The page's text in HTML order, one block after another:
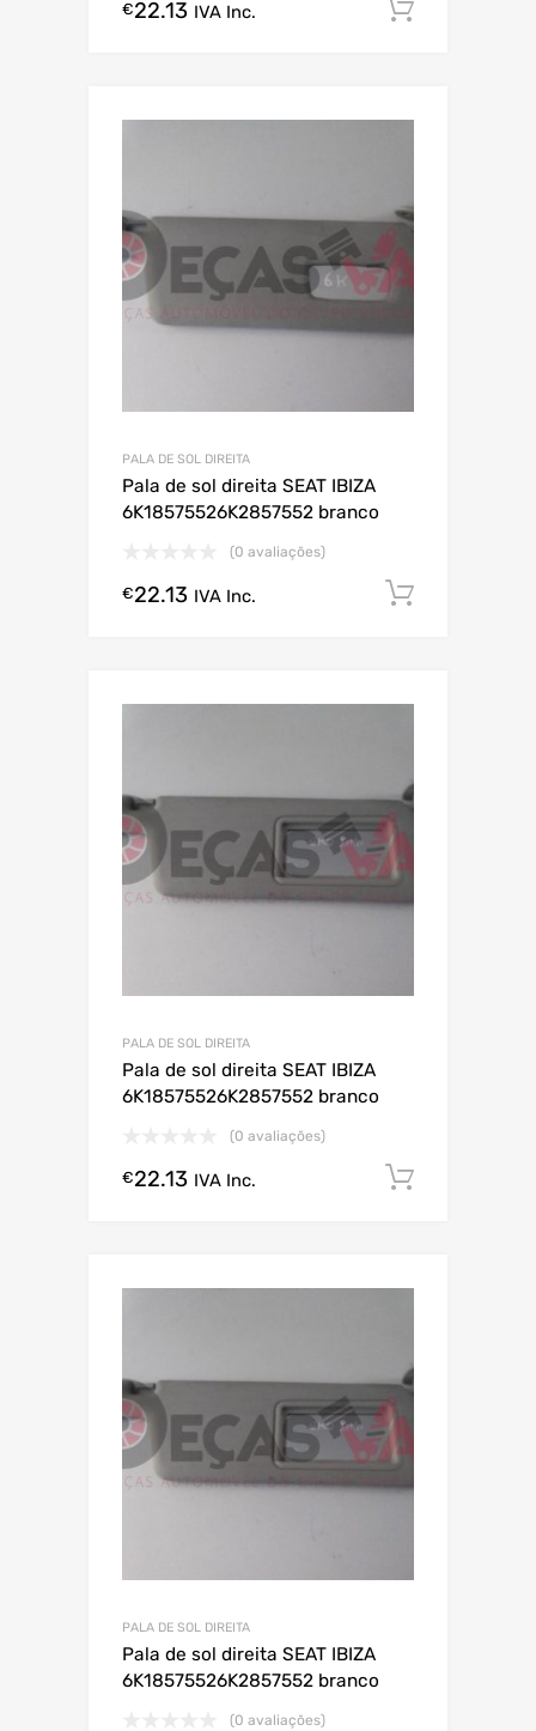
€22.13 IVA Inc.
PALA DE SOL DIREITA
Pala de sol direita SEAT IBIZA
6K18575526K2857552 branco
(0 avaliações)
€22.13 IVA Inc.
PALA DE SOL DIREITA
Pala de sol direita SEAT IBIZA
6K18575526K2857552 branco
(0 avaliações)
€22.13 IVA Inc.
PALA DE SOL DIREITA
Pala de sol direita SEAT IBIZA
6K18575526K2857552 branco
(0 avaliações)